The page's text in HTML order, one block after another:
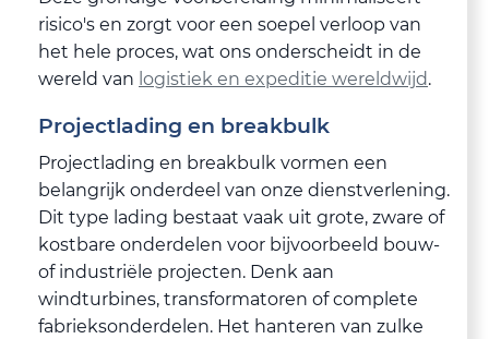
risico's en zorgt voor een soepel verloop van
het hele proces, wat ons onderscheidt in de
wereld van logistiek en expeditie wereldwijd.
Projectlading en breakbulk
Projectlading en breakbulk vormen een
belangrijk onderdeel van onze dienstverlening.
Dit type lading bestaat vaak uit grote, zware of
kostbare onderdelen voor bijvoorbeeld bouw-
of industriële projecten. Denk aan
windturbines, transformatoren of complete
fabrieksonderdelen. Het hanteren van zulke